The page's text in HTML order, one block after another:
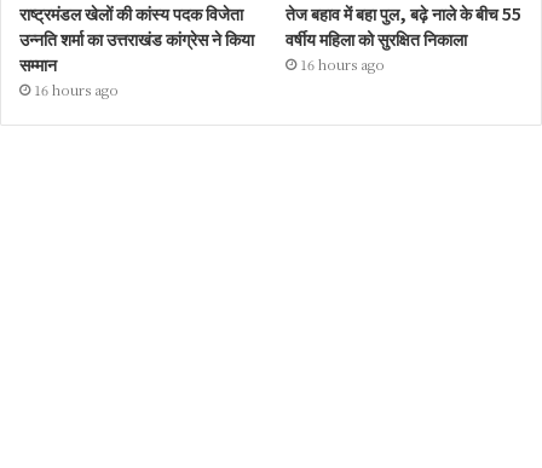
राष्ट्रमंडल खेलों की कांस्य पदक विजेता
उन्नति शर्मा का उत्तराखंड कांग्रेस ने किया
सम्मान
16 hours ago
तेज बहाव में बहा पुल, बढ़े नाले के बीच 55
वर्षीय महिला को सुरक्षित निकाला
16 hours ago